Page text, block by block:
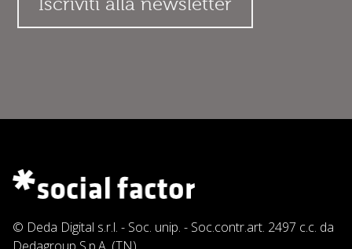
© Deda Digital s.r.l. - Soc. unip. - Soc.contr.art. 2497 c.c. da